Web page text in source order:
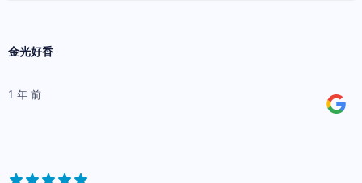
金光好香
1 年 前